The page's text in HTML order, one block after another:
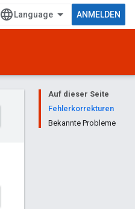
ANMELDEN
Auf dieser Seite
Fehlerkorrekturen
Bekannte Probleme